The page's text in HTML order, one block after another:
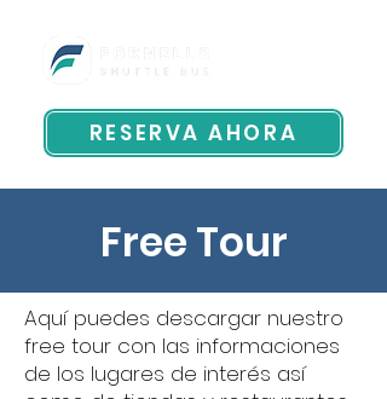
RESERVA AHORA
Free Tour
Aquí puedes descargar nuestro
free tour con las informaciones
de los lugares de interés así